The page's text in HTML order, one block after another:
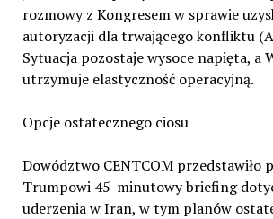
rozmowy z Kongresem w sprawie
autoryzacji dla trwającego konfliktu
Sytuacja pozostaje wysoce napięta, a
utrzymuje elastyczność operacyjną.
Opcje ostatecznego ciosu
Dowództwo CENTCOM przedstawiło
Trumpowi 45-minutowy briefing
uderzenia w Iran, w tym planów